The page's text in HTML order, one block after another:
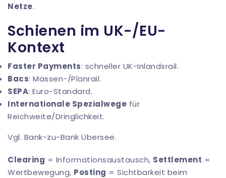
Netze.
Schienen im UK-/EU-
Kontext
Faster Payments: schneller UK-Inlandsrail.
Bacs: Massen-/Planrail.
SEPA: Euro-Standard.
Internationale Spezialwege für
Reichweite/Dringlichkeit.
Vgl. Bank-zu-Bank Übersee.
Clearing = Informationsaustausch, Settlement =
Wertbewegung, Posting = Sichtbarkeit beim